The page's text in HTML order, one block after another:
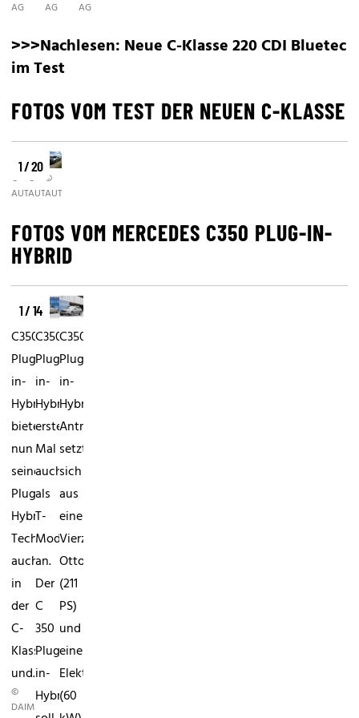
AG
AG
AG
>>>Nachlesen: Neue C-Klasse 220 CDI Bluetec
im Test
FOTOS VOM TEST DER NEUEN C-KLASSE
1 / 20
©
AUTO.OE24.AT
©
AUTO.OE24.AT
©
AUTO.OE24.AT
FOTOS VOM MERCEDES C350 PLUG-IN-
HYBRID
1 / 14
C350
Plug-
in-
HybridMercedes
bietet
nun
seine
Plug-
Hybrid-
Technik
auch
in
der
C-
Klasse
und...
©
DAIMLER
C350
Plug-
in-
Hybrid...zum
ersten
Mal
auch
als
T-
Modell
an.
Der
C
350
Plug-
in-
Hybrid
C350
Plug-
in-
HybridDer
Antriebsstrang
setzt
sich
aus
einem
Vierzylinder-
Ottomotor
(211
PS)
und
einem
Elektromotor
(60